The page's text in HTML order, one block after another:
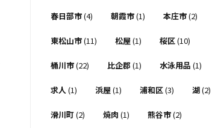
春日部市(4) 朝霞市(1) 本庄市(2)
東松山市(11) 松屋(1) 桜区(10)
桶川市(22) 比企郡 (1) 水泳用品 (1)
求人(1) 浜屋(1) 浦和区(3) 湖(2)
滑川町(2) 焼肉 (1) 熊谷市(2)